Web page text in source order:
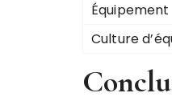
Équipement
Culture